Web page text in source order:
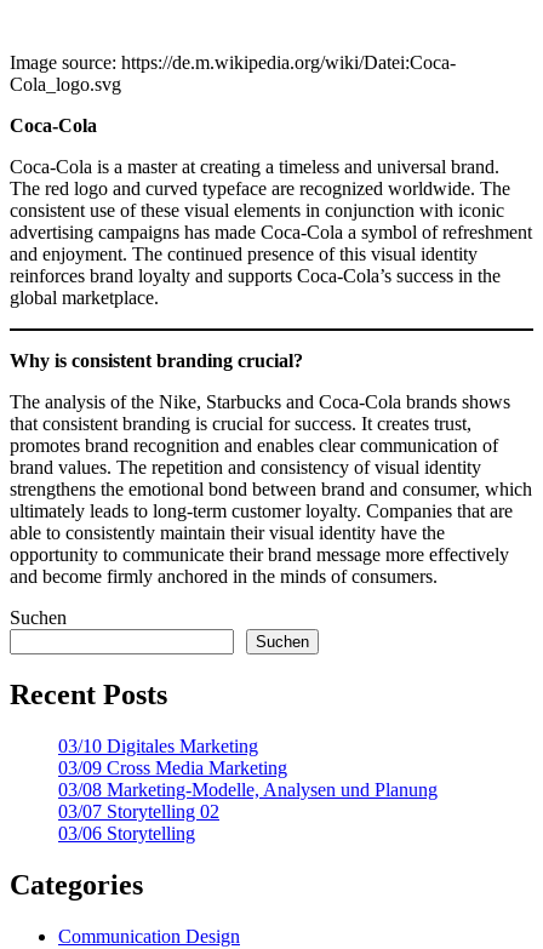
Image source: https://de.m.wikipedia.org/wiki/Datei:Coca-
Cola_logo.svg
Coca-Cola
Coca-Cola is a master at creating a timeless and universal brand.
The red logo and curved typeface are recognized worldwide. The
consistent use of these visual elements in conjunction with iconic
advertising campaigns has made Coca-Cola a symbol of refreshment
and enjoyment. The continued presence of this visual identity
reinforces brand loyalty and supports Coca-Cola’s success in the
global marketplace.
Why is consistent branding crucial?
The analysis of the Nike, Starbucks and Coca-Cola brands shows
that consistent branding is crucial for success. It creates trust,
promotes brand recognition and enables clear communication of
brand values. The repetition and consistency of visual identity
strengthens the emotional bond between brand and consumer, which
ultimately leads to long-term customer loyalty. Companies that are
able to consistently maintain their visual identity have the
opportunity to communicate their brand message more effectively
and become firmly anchored in the minds of consumers.
Suchen
Suchen
Recent Posts
03/10 Digitales Marketing
03/09 Cross Media Marketing
03/08 Marketing-Modelle, Analysen und Planung
03/07 Storytelling 02
03/06 Storytelling
Categories
Communication Design